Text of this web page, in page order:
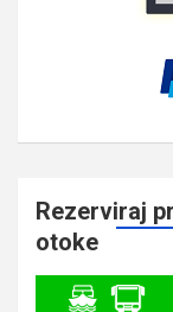
Rezerviraj
otoke